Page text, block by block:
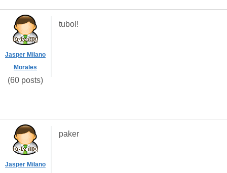
Jasper Milano
Morales
(60 posts)
tubol!
Jasper Milano
paker